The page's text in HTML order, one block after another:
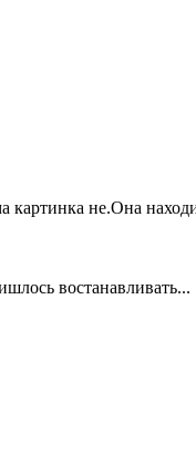
не.Она
востанавливать...